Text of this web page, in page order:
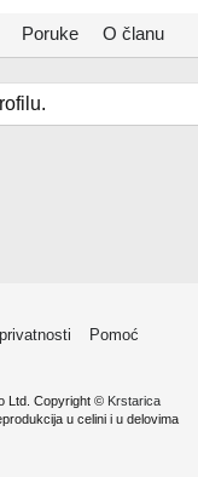
Poruke O članu
Pomoć
Ltd. Copyright © Krstarica
u celini i u delovima